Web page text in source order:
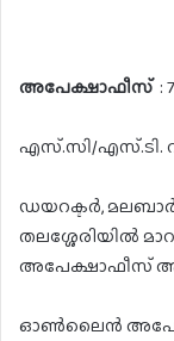
അപേക്ഷാഫീസ് :
എസ്.സി/എസ്.ടി.
ഡയറക്ടർ,
തലശ്ശേരിയിൽ
അപേക്ഷാഫീസ്
ഓൺലൈൻ